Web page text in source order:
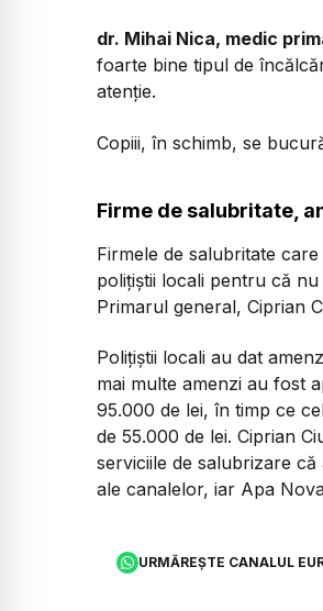
dr. Mihai Nica, medic
foarte bine tipul de
atenție.
Copiii, în schimb, se
Firme de salubritate,
Firmele de salubritate
poliţiştii locali pentru că
Primarul general, Ciprian
Polițiștii locali au dat
mai multe amenzi au fost
95.000 de lei, în timp ce
de 55.000 de lei. Ciprian
serviciile de salubrizare
ale canalelor, iar Apa
URMĂREȘTE CANALUL